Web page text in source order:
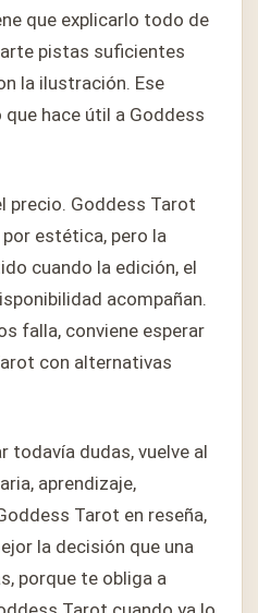
que explicarlo todo de
pistas suficientes
la ilustración. Ese
hace útil a Goddess
precio. Goddess Tarot
estética, pero la
cuando la edición, el
acompañan.
falla, conviene esperar
con alternativas
todavía dudas, vuelve al
aprendizaje,
Tarot en reseña,
la decisión que una
porque te obliga a